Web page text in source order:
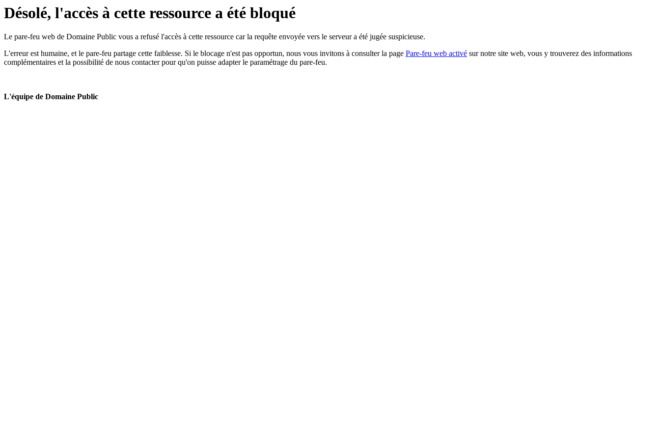
Désolé, l'accès à cette ressource a été bloqué
Le pare-feu web de Domaine Public vous a refusé l'accès à cette ressource car la requête envoyée vers le serveur a été jugée suspicieuse.
L'erreur est humaine, et le pare-feu partage cette faiblesse. Si le blocage n'est pas opportun, nous vous invitons à consulter la page Pare-feu web activé sur notre site web, vous y trouverez des informations
complémentaires et la possibilité de nous contacter pour qu'on puisse adapter le paramétrage du pare-feu.
L'équipe de Domaine Public